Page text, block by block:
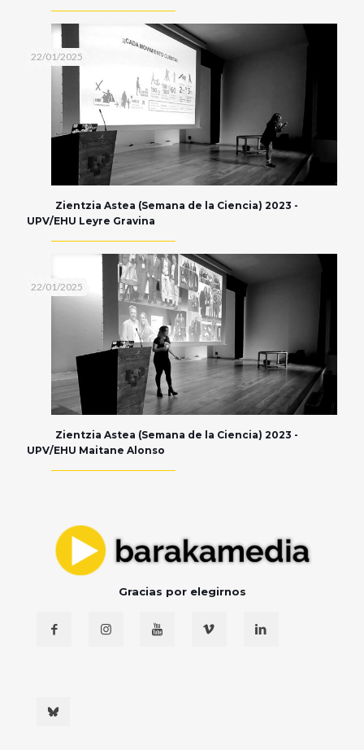
22/01/2025
Zientzia Astea (Semana de la Ciencia) 2023 -
UPV/EHU Leyre Gravina
22/01/2025
Zientzia Astea (Semana de la Ciencia) 2023 -
UPV/EHU Maitane Alonso
Gracias por elegirnos